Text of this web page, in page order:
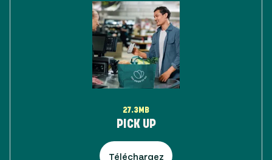
27.3MB
PICK UP
Téléchargez